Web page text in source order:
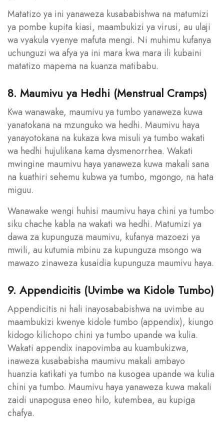
Matatizo ya ini yanaweza kusababishwa na matumizi
ya pombe kupita kiasi, maambukizi ya virusi, au ulaji
wa vyakula vyenye mafuta mengi. Ni muhimu kufanya
uchunguzi wa afya ya ini mara kwa mara ili kubaini
matatizo mapema na kuanza matibabu.
8. Maumivu ya Hedhi (Menstrual Cramps)
Kwa wanawake, maumivu ya tumbo yanaweza kuwa
yanatokana na mzunguko wa hedhi. Maumivu haya
yanayotokana na kukaza kwa misuli ya tumbo wakati
wa hedhi hujulikana kama dysmenorrhea. Wakati
mwingine maumivu haya yanaweza kuwa makali sana
na kuathiri sehemu kubwa ya tumbo, mgongo, na hata
miguu.
Wanawake wengi huhisi maumivu haya chini ya tumbo
siku chache kabla na wakati wa hedhi. Matumizi ya
dawa za kupunguza maumivu, kufanya mazoezi ya
mwili, au kutumia mbinu za kupunguza msongo wa
mawazo zinaweza kusaidia kupunguza maumivu haya.
9. Appendicitis (Uvimbe wa Kidole Tumbo)
Appendicitis ni hali inayosababishwa na uvimbe au
maambukizi kwenye kidole tumbo (appendix), kiungo
kidogo kilichopo chini ya tumbo upande wa kulia.
Wakati appendix inapovimba au kuambukizwa,
inaweza kusababisha maumivu makali ambayo
huanzia katikati ya tumbo na kusogea upande wa kulia
chini ya tumbo. Maumivu haya yanaweza kuwa makali
zaidi unapogusa eneo hilo, kutembea, au kupiga
chafya.